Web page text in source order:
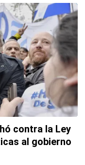
contra la Ley
al gobierno